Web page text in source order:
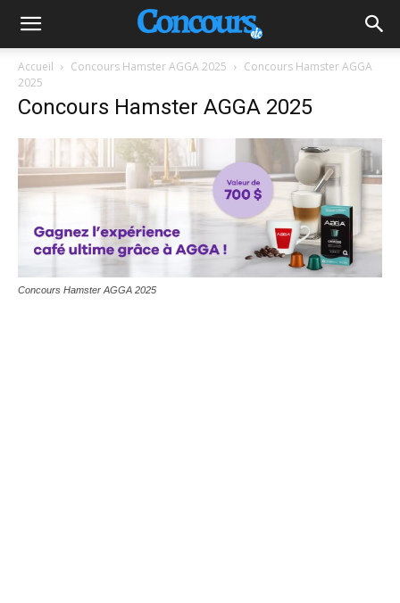
Accueil Concours Hamster AGGA 2025
Concours Hamster AGGA
2025
Concours Hamster AGGA 2025
Concours Hamster AGGA 2025